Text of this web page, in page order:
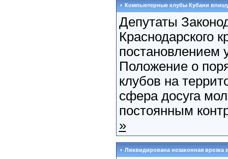
Компьютерные клубы Кубани
Депутаты
Краснодарского
постановлением
Положение о
клубов на
сфера досуга
постоянным
»
Ликвидирована незаконная врезка